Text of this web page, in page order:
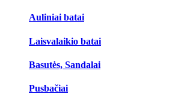
Auliniai batai
Laisvalaikio batai
Basutės, Sandalai
Pusbačiai